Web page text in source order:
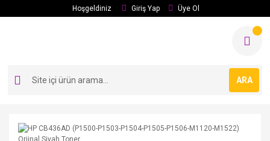
Hoşgeldiniz Giriş Yap Üye Ol
ARA